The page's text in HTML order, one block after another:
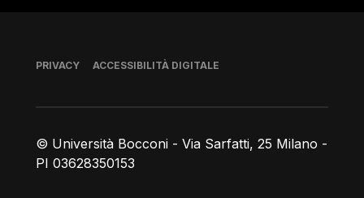
© Università Bocconi - Via Sarfatti, 25 Milano -
PI 03628350153
Piè di pagina
PRIVACY ACCESSIBILITÀ DIGITALE